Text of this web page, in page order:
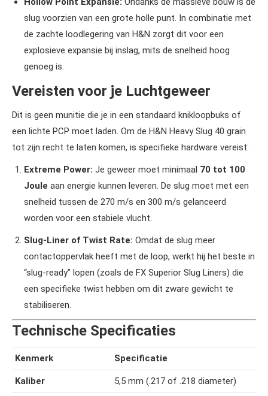
slug voorzien van een grote holle punt. In combinatie met
de zachte loodlegering van H&N zorgt dit voor een
explosieve expansie bij inslag, mits de snelheid hoog
genoeg is.
Vereisten voor je Luchtgeweer
Dit is geen munitie die je in een standaard knikloopbuks of
een lichte PCP moet laden. Om de H&N Heavy Slug 40 grain
tot zijn recht te laten komen, is specifieke hardware vereist:
Extreme Power: Je geweer moet minimaal 70 tot 100
Joule aan energie kunnen leveren. De slug moet met een
snelheid tussen de 270 m/s en 300 m/s gelanceerd
worden voor een stabiele vlucht.
Slug-Liner of Twist Rate: Omdat de slug meer
contactoppervlak heeft met de loop, werkt hij het beste in
“slug-ready” lopen (zoals de FX Superior Slug Liners) die
een specifieke twist hebben om dit zware gewicht te
stabiliseren.
Technische Specificaties
Kenmerk Specificatie
Kaliber 5,5 mm (.217 of .218 diameter)